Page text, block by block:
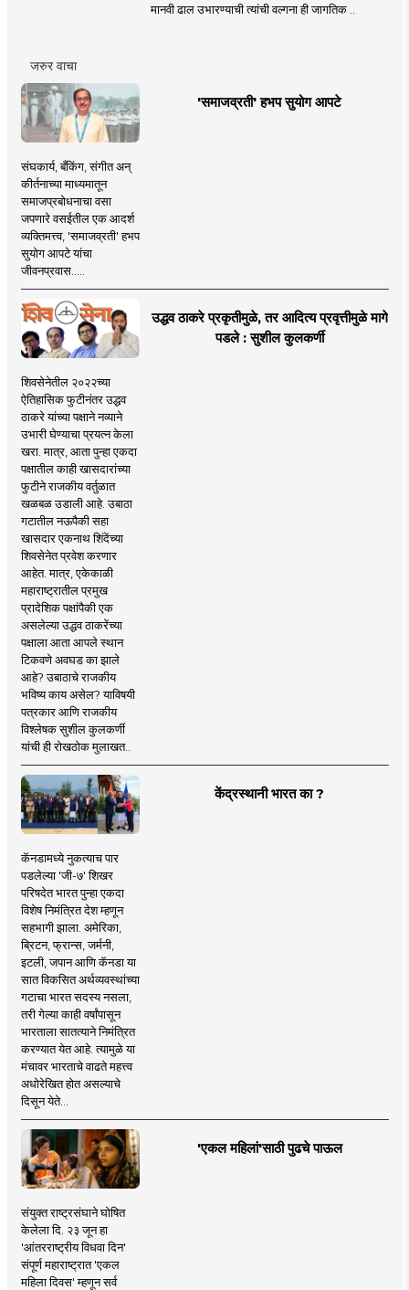
मानवी ढाल उभारण्याची त्यांची वल्गना ही जागतिक ..
जरुर वाचा
'समाजव्रती' हभप सुयोग आपटे
संघकार्य, बँकिंग, संगीत अन्
कीर्तनाच्या माध्यमातून
समाजप्रबोधनाचा वसा
जपणारे वसईतील एक आदर्श
व्यक्तिमत्त्व, 'समाजव्रती' हभप
सुयोग आपटे यांचा
जीवनप्रवास.....
उद्धव ठाकरे प्रकृतीमुळे, तर आदित्य प्रवृत्तीमुळे मागे
पडले : सुशील कुलकर्णी
शिवसेनेतील २०२२च्या
ऐतिहासिक फुटीनंतर उद्धव
ठाकरे यांच्या पक्षाने नव्याने
उभारी घेण्याचा प्रयत्न केला
खरा. मात्र, आता पुन्हा एकदा
पक्षातील काही खासदारांच्या
फुटीने राजकीय वर्तुळात
खळबळ उडाली आहे. उबाठा
गटातील नऊपैकी सहा
खासदार एकनाथ शिंदेंच्या
शिवसेनेत प्रवेश करणार
आहेत. मात्र, एकेकाळी
महाराष्ट्रातील प्रमुख
प्रादेशिक पक्षांपैकी एक
असलेल्या उद्धव ठाकरेंच्या
पक्षाला आता आपले स्थान
टिकवणे अवघड का झाले
आहे? उबाठाचे राजकीय
भविष्य काय असेल? याविषयी
पत्रकार आणि राजकीय
विश्लेषक सुशील कुलकर्णी
यांची ही रोखठोक मुलाखत..
केंद्रस्थानी भारत का ?
कॅनडामध्ये नुकत्याच पार
पडलेल्या 'जी-७' शिखर
परिषदेत भारत पुन्हा एकदा
विशेष निमंत्रित देश म्हणून
सहभागी झाला. अमेरिका,
ब्रिटन, फ्रान्स, जर्मनी,
इटली, जपान आणि कॅनडा या
सात विकसित अर्थव्यवस्थांच्या
गटाचा भारत सदस्य नसला,
तरी गेल्या काही वर्षांपासून
भारताला सातत्याने निमंत्रित
करण्यात येत आहे. त्यामुळे या
मंचावर भारताचे वाढते महत्त्व
अधोरेखित होत असल्याचे
दिसून येते...
'एकल महिलां'साठी पुढचे पाऊल
संयुक्त राष्ट्रसंघाने घोषित
केलेला दि. २३ जून हा
'आंतरराष्ट्रीय विधवा दिन'
संपूर्ण महाराष्ट्रात 'एकल
महिला दिवस' म्हणून सर्व